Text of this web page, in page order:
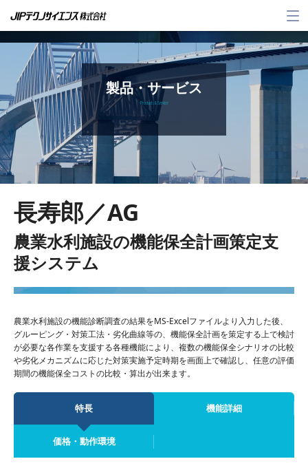
メ
ー
製品・サービス
Products & Service
長寿郎／AG
農業水利施設の機能保全計画策定支
援システム
農業水利施設の機能診断調査の結果をMS-Excelファイルより入力した後、
グルーピング・対策工法・劣化曲線等の、機能保全計画を策定する上で検討
が必要な各作業を支援する各種機能により、複数の機能保全シナリオの比較
や劣化メカニズムに応じた対策実施予定時期を画面上で確認し、任意の評価
期間の機能保全コストの比較・算出が出来ます。
特長 機能詳細
価格・動作環境